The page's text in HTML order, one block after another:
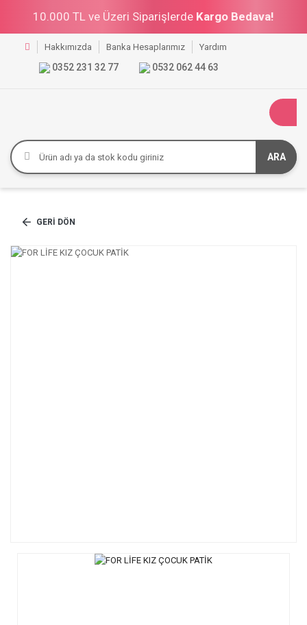
10.000 TL ve Üzeri Siparişlerde Kargo Bedava!
Hakkımızda Banka Hesaplarımız Yardım
0352 231 32 77 0532 062 44 63
ARA
GERI DÖN